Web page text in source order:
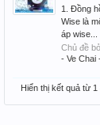
1. Đồng
Wise là
áp wise...
Chủ đề
- Ve Chai
Hiển thị kết quả từ 1